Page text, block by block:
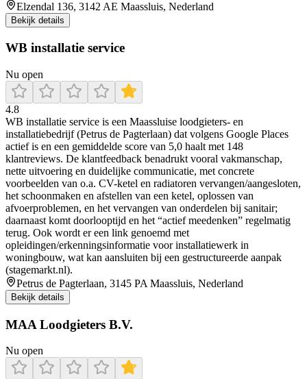
Elzendal 136, 3142 AE Maassluis, Nederland
Bekijk details
WB installatie service
Nu open
4.8
WB installatie service is een Maassluise loodgieters- en
installatiebedrijf (Petrus de Pagterlaan) dat volgens Google Places
actief is en een gemiddelde score van 5,0 haalt met 148
klantreviews. De klantfeedback benadrukt vooral vakmanschap,
nette uitvoering en duidelijke communicatie, met concrete
voorbeelden van o.a. CV-ketel en radiatoren vervangen/aangesloten,
het schoonmaken en afstellen van een ketel, oplossen van
afvoerproblemen, en het vervangen van onderdelen bij sanitair;
daarnaast komt doorlooptijd en het “actief meedenken” regelmatig
terug. Ook wordt er een link genoemd met
opleidingen/erkenningsinformatie voor installatiewerk in
woningbouw, wat kan aansluiten bij een gestructureerde aanpak
(stagemarkt.nl).
Petrus de Pagterlaan, 3145 PA Maassluis, Nederland
Bekijk details
MAA Loodgieters B.V.
Nu open